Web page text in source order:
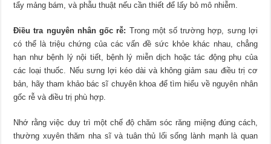
tẩy mảng bám, và phẫu thuật nếu cần thiết để lấy bỏ mô nhiễm.
Điều tra nguyên nhân gốc rễ: Trong một số trường hợp, sưng lợi
có thể là triệu chứng của các vấn đề sức khỏe khác nhau, chẳng
hạn như bệnh lý nội tiết, bệnh lý miễn dịch hoặc tác động phụ của
các loại thuốc. Nếu sưng lợi kéo dài và không giảm sau điều trị cơ
bản, hãy tham khảo bác sĩ chuyên khoa để tìm hiểu về nguyên nhân
gốc rễ và điều trị phù hợp.
Nhớ rằng việc duy trì một chế độ chăm sóc răng miệng đúng cách,
thường xuyên thăm nha sĩ và tuân thủ lối sống lành mạnh là quan